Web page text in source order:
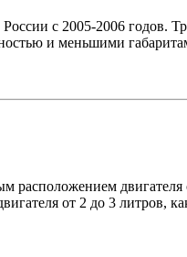
с 2005-2006 годов.
и меньшими
двигателя
от 2 до 3 литров,